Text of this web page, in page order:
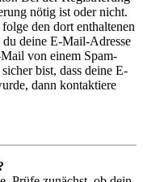
nötig ist oder nicht.
den dort enthaltenen
deine E-Mail-Adresse
von einem Spam-
bist, dass deine E-
dann kontaktiere